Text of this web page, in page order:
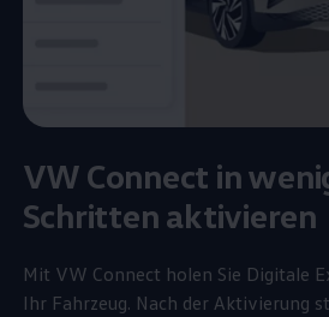
VW Connect in
Schritten aktivieren
Mit VW Connect holen Sie Digitale
Ihr Fahrzeug. Nach der Aktivierung